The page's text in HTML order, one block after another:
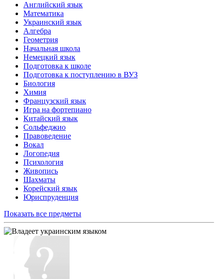
Английский язык
Математика
Украинский язык
Алгебра
Геометрия
Начальная школа
Немецкий язык
Подготовка к школе
Подготовка к поступлению в ВУЗ
Биология
Химия
Французский язык
Игра на фортепиано
Китайский язык
Сольфеджио
Правоведение
Вокал
Логопедия
Психология
Живопись
Шахматы
Корейский язык
Юриспруденция
Показать все предметы